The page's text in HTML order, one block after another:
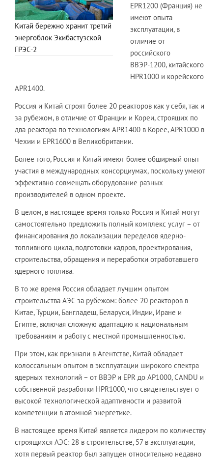
Китай бережно хранит третий
энергоблок Экибастузской
ГРЭС-2
EPR1200 (Франция) не
имеют опыта
эксплуатации, в
отличие от
российского
ВВЭР-1200, китайского
HPR1000 и корейского
APR1400.
Россия и Китай строят более 20 реакторов как у себя, так и
за рубежом, в отличие от Франции и Кореи, строящих по
два реактора по технологиям APR1400 в Корее, APR1000 в
Чехии и EPR1600 в Великобритании.
Более того, Россия и Китай имеют более обширный опыт
участия в международных консорциумах, поскольку умеют
эффективно совмещать оборудование разных
производителей в одном проекте.
В целом, в настоящее время только Россия и Китай могут
самостоятельно предложить полный комплекс услуг – от
финансирования до локализации переделов ядерно-
топливного цикла, подготовки кадров, проектирования,
строительства, обращения и переработки отработавшего
ядерного топлива.
В то же время Россия обладает лучшим опытом
строительства АЭС за рубежом: более 20 реакторов в
Китае, Турции, Бангладеш, Беларуси, Индии, Иране и
Египте, включая сложную адаптацию к национальным
требованиям и работу с местной промышленностью.
При этом, как признали в Агентстве, Китай обладает
колоссальным опытом в эксплуатации широкого спектра
ядерных технологий – от ВВЭР и EPR до AP1000, CANDU и
собственной разработки HPR1000, что свидетельствует о
высокой технологической адаптивности и развитой
компетенции в атомной энергетике.
В настоящее время Китай является лидером по количеству
строящихся АЭС: 28 в строительстве, 57 в эксплуатации,
хотя первый реактор был запущен относительно недавно